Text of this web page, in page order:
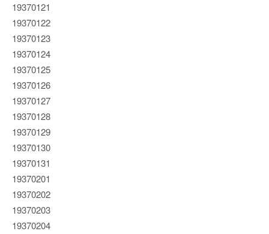
19370121
19370122
19370123
19370124
19370125
19370126
19370127
19370128
19370129
19370130
19370131
19370201
19370202
19370203
19370204